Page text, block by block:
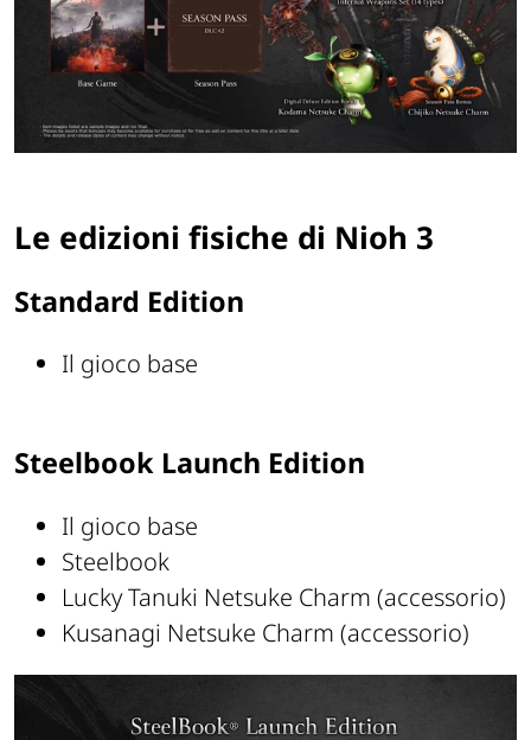
Le edizioni fisiche di Nioh 3
Standard Edition
Il gioco base
Steelbook Launch Edition
Il gioco base
Steelbook
Lucky Tanuki Netsuke Charm (accessorio)
Kusanagi Netsuke Charm (accessorio)